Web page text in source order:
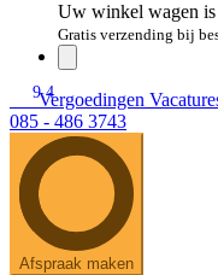
Uw winkel wagen is
Gratis verzending bij
9.4
Vergoedingen
085 - 486 3743
Afspraak maken